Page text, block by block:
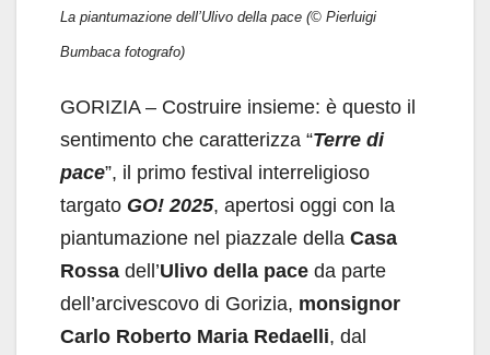
La piantumazione dell’Ulivo della pace (© Pierluigi
Bumbaca fotografo)
GORIZIA – Costruire insieme: è questo il
sentimento che caratterizza “Terre di
pace”, il primo festival interreligioso
targato GO! 2025, apertosi oggi con la
piantumazione nel piazzale della Casa
Rossa dell’Ulivo della pace da parte
dell’arcivescovo di Gorizia, monsignor
Carlo Roberto Maria Redaelli, dal